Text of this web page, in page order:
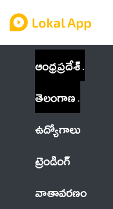
ఆంధ్రప్రదేశ్
తెలంగాణ
ఉద్యోగాలు
ట్రెండింగ్
వాతావరణం